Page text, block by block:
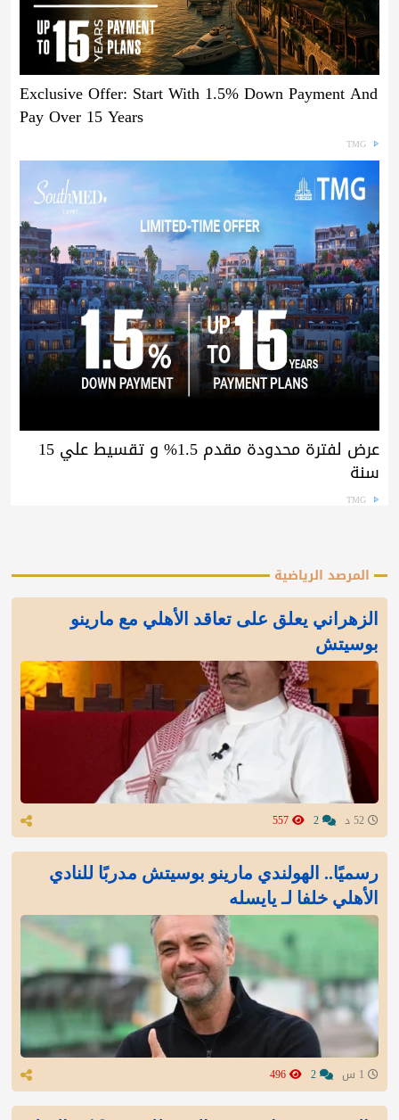
Exclusive Offer: Start With 1.5% Down Payment And
Pay Over 15 Years
TMG
عرض لفترة محدودة مقدم 1.5% و تقسيط علي 15
سنة
TMG
المرصد الرياضية
الزهراني يعلق على تعاقد الأهلي مع مارينو
بوسيتش
رسميًا.. الهولندي مارينو بوسيتش مدربًا للنادي
الأهلي خلفا لـ يايسله